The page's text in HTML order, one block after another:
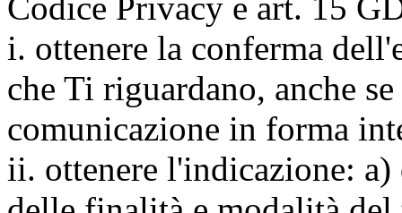
Codice Privacy e art. 15
i. ottenere la conferma
che Ti riguardano, anche
comunicazione in forma
ii. ottenere l'indicazione: